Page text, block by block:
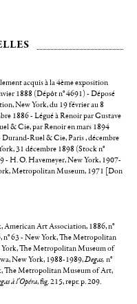
acquis à la 4ème exposition
1888 (Dépôt n° 4691) - Déposé
New York, du 19 février au 8
1886 - Légué à Renoir par Gustave
& Cie, par Renoir en mars 1894
Ruel & Cie, Paris , décembre
31 décembre 1898 (Stock n°
- H. O. Havemeyer, New York, 1907-
Metropolitan Museum, 1971 [Don
American Art Association, 1886, n°
n° 63 - New York, The Metropolitan
York, The Metropolitan Museum of
New York, 1988-1989,Degas, n°
The Metropolitan Museum of Art,
à l'Opéra, fig. 215, repr. p. 209.